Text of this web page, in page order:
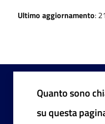
Ultimo aggiornamento:
Quanto sono
su questa